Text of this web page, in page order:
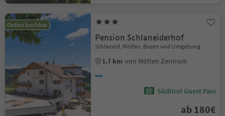
Online buchbar
Pension Schlaneiderhof
Schlaneid, Mölten, Bozen und Umgebung
1.7 km von Mölten Zentrum
Südtirol Guest Pass
ab 180€